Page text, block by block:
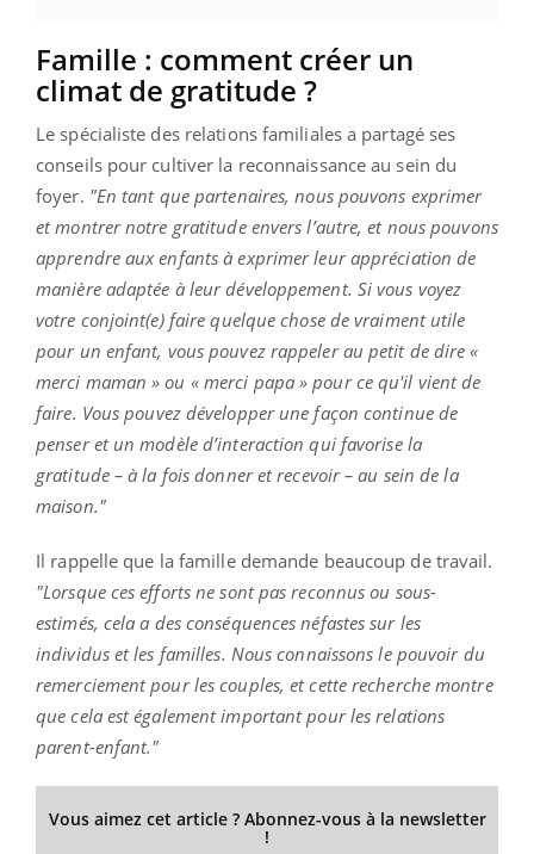
Famille : comment créer un
climat de gratitude ?
Le spécialiste des relations familiales a partagé ses
conseils pour cultiver la reconnaissance au sein du
foyer. "En tant que partenaires, nous pouvons exprimer
et montrer notre gratitude envers l’autre, et nous pouvons
apprendre aux enfants à exprimer leur appréciation de
manière adaptée à leur développement. Si vous voyez
votre conjoint(e) faire quelque chose de vraiment utile
pour un enfant, vous pouvez rappeler au petit de dire «
merci maman » ou « merci papa » pour ce qu'il vient de
faire. Vous pouvez développer une façon continue de
penser et un modèle d’interaction qui favorise la
gratitude – à la fois donner et recevoir – au sein de la
maison."
Il rappelle que la famille demande beaucoup de travail.
"Lorsque ces efforts ne sont pas reconnus ou sous-
estimés, cela a des conséquences néfastes sur les
individus et les familles. Nous connaissons le pouvoir du
remerciement pour les couples, et cette recherche montre
que cela est également important pour les relations
parent-enfant."
Vous aimez cet article ? Abonnez-vous à la newsletter
!